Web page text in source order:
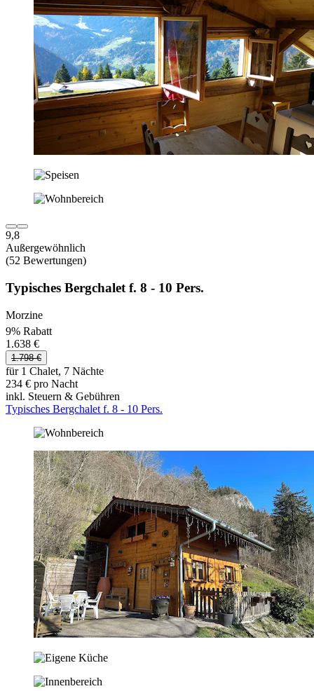
9,8
Außergewöhnlich
(52 Bewertungen)
Typisches Bergchalet f. 8 - 10 Pers.
Morzine
9% Rabatt
1.638 €
1.798 €
für 1 Chalet, 7 Nächte
234 € pro Nacht
inkl. Steuern & Gebühren
Typisches Bergchalet f. 8 - 10 Pers.